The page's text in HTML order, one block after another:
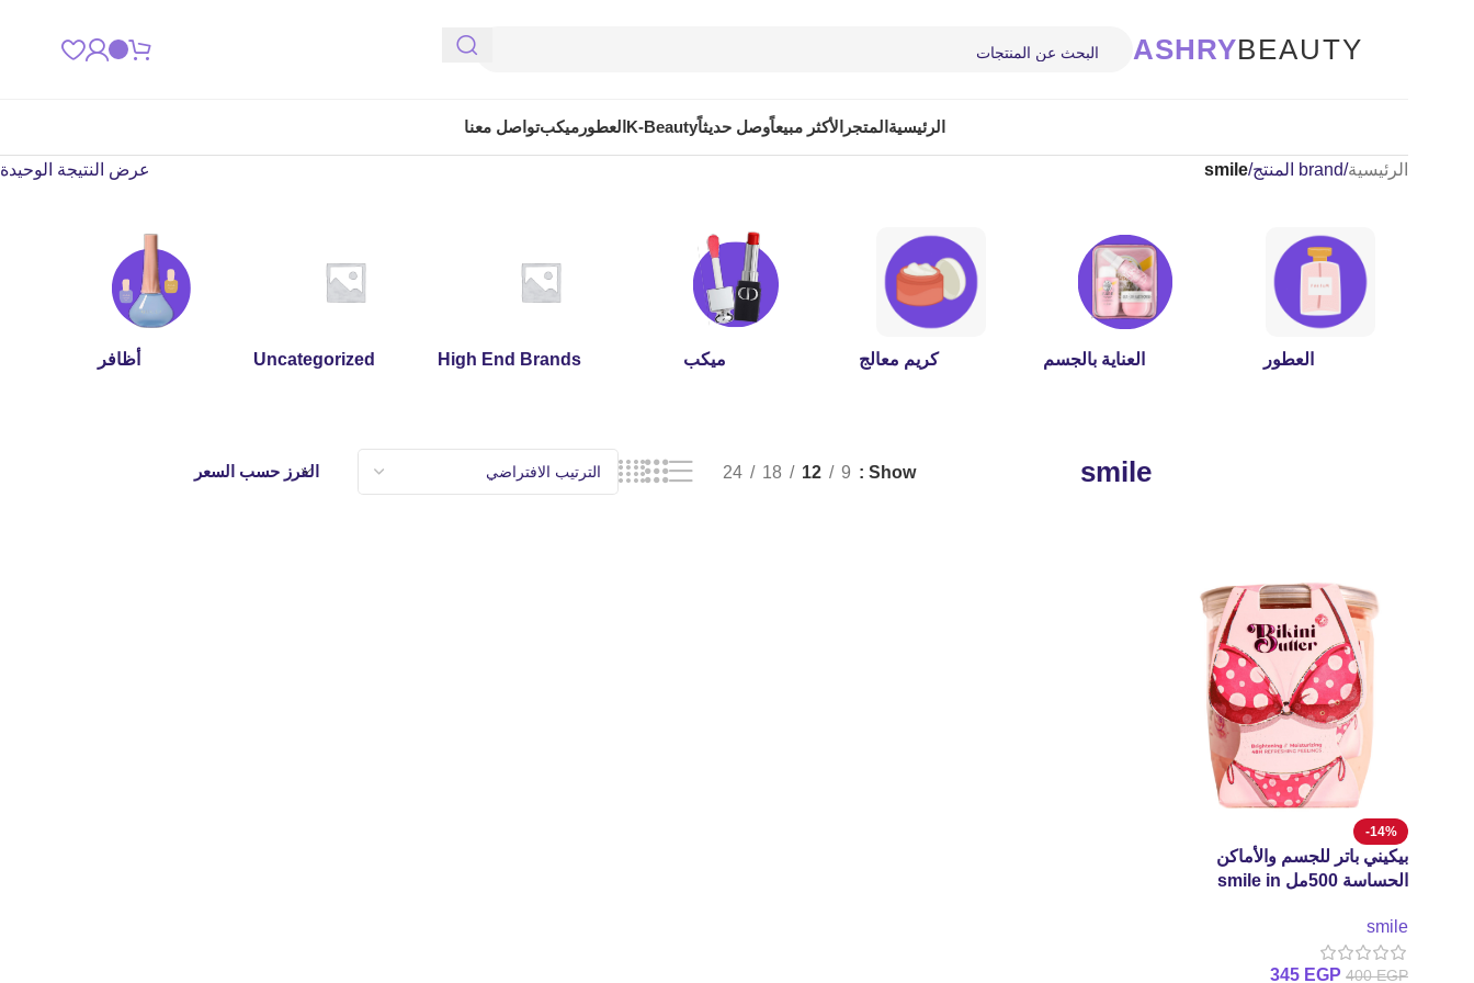
ASHRYBEAUTY
الرئيسية المتجر الأكثر مبيعاًوصل حديثاًK-Beauty العطورميكبتواصل معنا
الرئيسية/brand المنتج /
smile عرض النتيجة الوحيدة
العطور العناية بالجسم كريم معالج ميكب High End Brands
Uncategorized أظافر
الفرز حسب السعر smile
Show
9
12
18
24
-14%
بيكيني باتر للجسم والأماكن
الحساسة 500مل smile in
smile
400EGP
345 EGP